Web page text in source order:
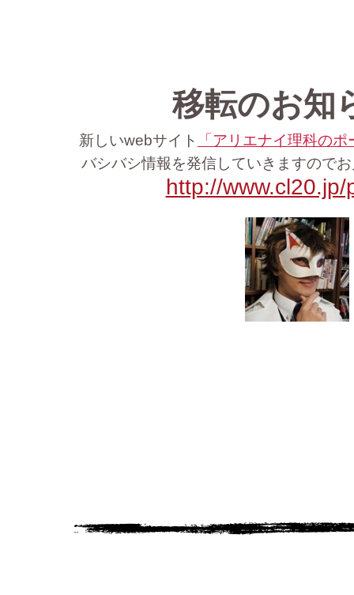
移転のお知
新しいwebサイト
「アリエナイ理科の
バシバシ情報を発信していきますの
http://www.cl20.jp/